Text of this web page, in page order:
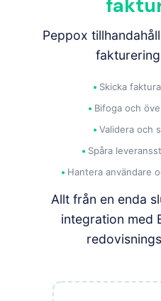
Peppox
Skicka
Bifoga och
Validera och
Spåra
Hantera användare
Allt från en enda
integration med